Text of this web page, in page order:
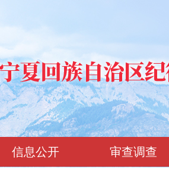
信息公开 审查调查